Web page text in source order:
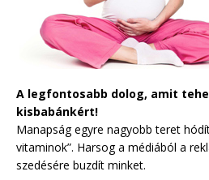
A legfontosabb dolog, amit
kisbabánkért!
Manapság egyre nagyobb teret
vitaminok”. Harsog a médiából a
szedésére buzdít minket.